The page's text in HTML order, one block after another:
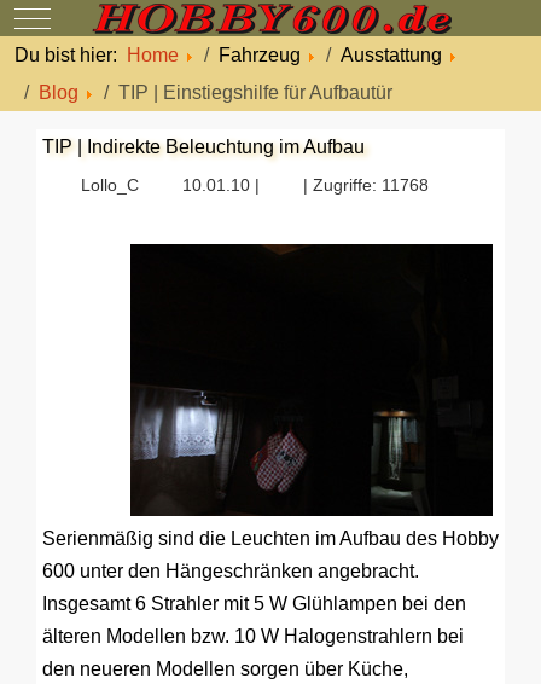
Mobile Menu Toggle
Du bist hier:
Home Fahrzeug
Ausstattung
Blog
TIP | Einstiegshilfe für Aufbautür
TIP | Indirekte Beleuchtung im Aufbau
Lollo_C 10.01.10 | | Zugriffe: 11768
Serienmäßig sind die Leuchten im Aufbau des Hobby
600 unter den Hängeschränken angebracht.
Insgesamt 6 Strahler mit 5 W Glühlampen bei den
älteren Modellen bzw. 10 W Halogenstrahlern bei
den neueren Modellen sorgen über Küche,